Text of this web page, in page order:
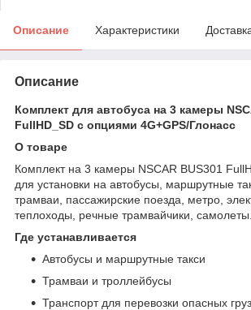
Описание Характеристики
Описание
Комплект для автобуса на 3 камеры
FullHD_SD с опциями 4G+GPS/Глонасс
О товаре
Комплект на 3 камеры NSCAR BUS301
для установки на автобусы, маршрутные
трамваи, пассажирские поезда, метро,
теплоходы, речные трамвайчики, самолеты.
Где устанавливается
Автобусы и маршрутные такси
Трамваи и троллейбусы
Транспорт для перевозки опасных